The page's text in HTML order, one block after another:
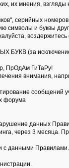
их мнения,
серийных
символы и буквы
БУКВ (за
ПрОдАм ГиТаРу!
внимания,
сообщений
форума
данных
через 3 месяца.
с данными